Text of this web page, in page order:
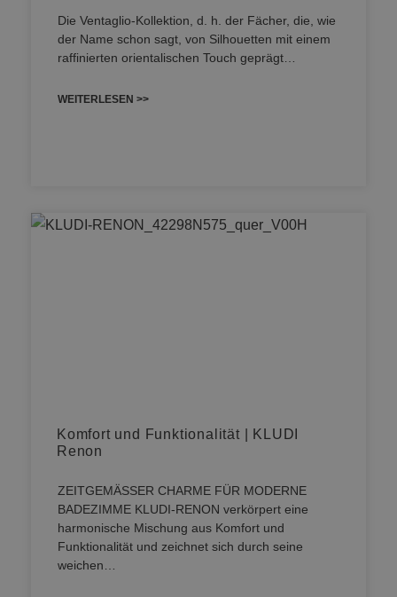
Die Ventaglio-Kollektion, d. h. der Fächer, die, wie
der Name schon sagt, von Silhouetten mit einem
raffinierten orientalischen Touch geprägt…
WEITERLESEN >>
Komfort und Funktionalität | KLUDI
Renon
ZEITGEMÄSSER CHARME FÜR MODERNE
BADEZIMME KLUDI-RENON verkörpert eine
harmonische Mischung aus Komfort und
Funktionalität und zeichnet sich durch seine
weichen…